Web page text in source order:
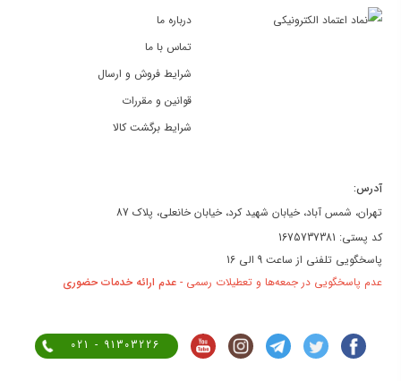
درباره ما
تماس با ما
شرایط فروش و ارسال
قوانین و مقررات
شرایط برگشت کالا
آدرس:
تهران، شمس آباد، خیابان شهید کرد، خیابان خانعلی، پلاک 87
کد پستی: 1675737381
پاسخگویی تلفنی از ساعت 9 الی 16
عدم پاسخگویی در جمعه‌ها و تعطیلات رسمی -عدم ارائه خدمات حضوری
021 - 91303226